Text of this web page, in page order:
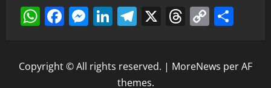
WhatsApp
Facebook
Messenger
LinkedIn
Telegram
X Threads
Copy
Link
Copyright © All rights reserved. | MoreNews per AF
themes.